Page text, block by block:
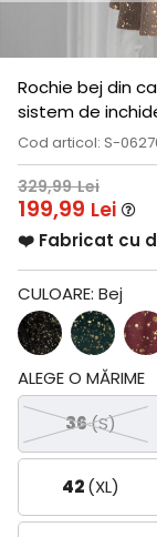
Rochie bej din
sistem de
Cod articol: S-
329,99 Lei
199,99 Lei
❤️ Fabricat cu
CULOARE: Bej
ALEGE O MĂRIME
36(S)
42(XL)